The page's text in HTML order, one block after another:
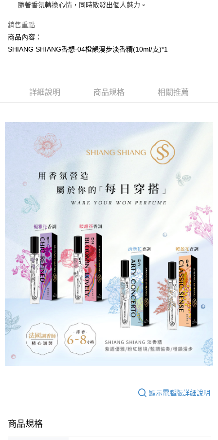
【關於「AFTEE先享後付」】
便利好安心！
１．簡單：不需註冊會員、不需綁卡、不需儲值。
２．便利：只要手機號碼，簡訊認證，即可結帳。
３．安心：先確認商品／服務後，再付款。
２．訂單成立數日內，您將收到繳費通知簡訊。
購買商品的店家。未經商家同意取消之訂單仍視為有效，需透過AFTEE先享
後付繳納相關費用。
※ 交易是否成功請以「AFTEE先享後付 」之結帳頁面顯示為準，若有關於
是否繳費成功／繳費後需取消欲退款等相關疑問，請聯繫「AFTEE先享後付
https://netprotections.freshdesk.com/support/home
【注意事項】
１．透過由恩沛科技股份有限公司提供之「AFTEE先享後付」服務完成之交
易，需依本服務之必要範圍內提供個人資料，並將交易相關給付款項請求債
權轉讓予恩沛科技股份有限公司。
https://aftee.tw/terms/#terms3
３．未成年的使用者請事先徵得法定代理人或監護人之同意方可使用
「AFTEE先享後付」，若未經同意申辦者引起之損失，本公司不負相關責
任。
４．使用「AFTEE先享後付」時，將依據個別帳號之用戶狀況，依本公司即
時審查核予不同之上限額度；若仍有額度不足之情形，本公司將視審查結果
請求用戶進行身份認證。
５．嚴禁一人註冊多個帳號或使用他人資訊註冊。若發現惡意使用之情形，
恩沛科技股份有限公司將有權停止該用戶之使用額度並採取法律行動。
全家取貨付款
每筆NT$100，滿NT$799(含以上)免運費
隨著香氛轉換心情，同時散發出個人魅力。
銷售重點
商品內容：
SHIANG SHIANG香想-04橙韻漫步淡香精(10ml/支)*1
詳細說明 商品規格 相關推薦
顯示電腦版詳細說明
商品規格